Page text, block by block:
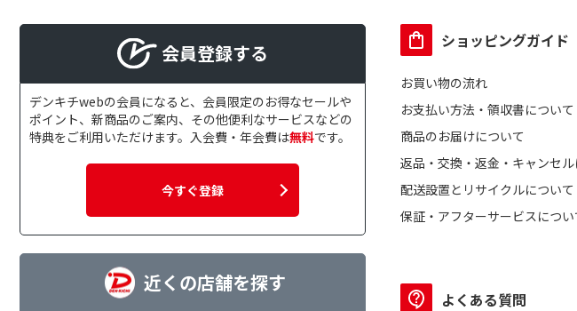
会員登録する
デンキチwebの会員になると、会員限定のお得なセールや
ポイント、新商品のご案内、その他便利なサービスなどの
特典をご利用いただけます。入会費・年会費は無料です。
今すぐ登録
近くの店舗を探す
ショッピングガイド
お買い物の流れ
お支払い方法・領収書について
商品のお届けについて
返品・交換・返金・キャンセル
配送設置とリサイクルについて
保証・アフターサービスについ
よくある質問